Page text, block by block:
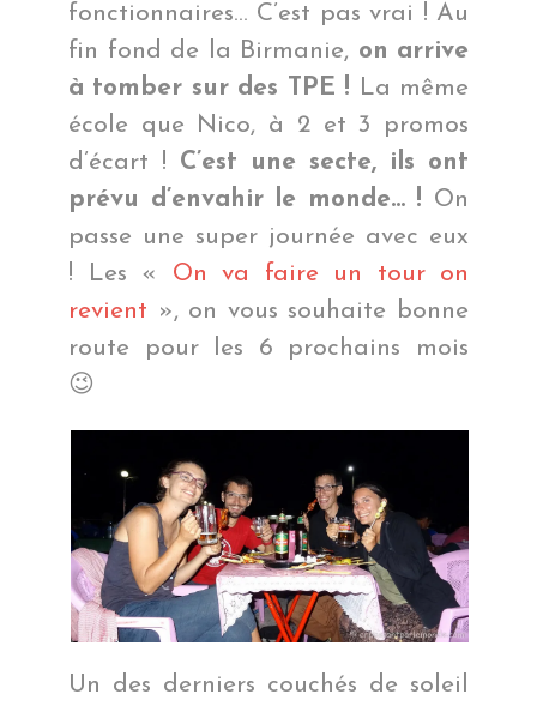
fonctionnaires… C’est pas vrai ! Au
fin fond de la Birmanie, on arrive
à tomber sur des TPE ! La même
école que Nico, à 2 et 3 promos
d’écart ! C’est une secte, ils ont
prévu d’envahir le monde… ! On
passe une super journée avec eux
! Les « On va faire un tour on
revient », on vous souhaite bonne
route pour les 6 prochains mois
😉
Un des derniers couchés de soleil